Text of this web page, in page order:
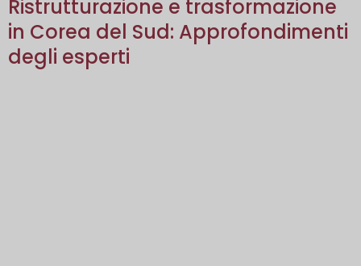
Ristrutturazione e trasformazione
in Corea del Sud: Approfondimenti
degli esperti